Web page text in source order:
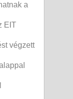
a
EIT
végzett